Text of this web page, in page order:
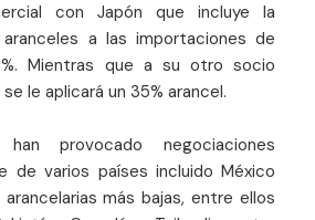
con Japón que incluye la
a las importaciones de
Mientras que a su otro socio
le aplicará un 35% arancel.
provocado negociaciones
de varios países incluido México
más bajas, entre ellos